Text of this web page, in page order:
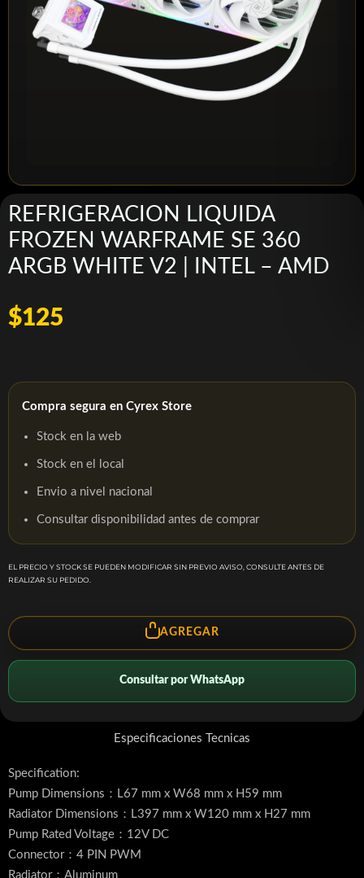
REFRIGERACION LIQUIDA
FROZEN WARFRAME SE 360
ARGB WHITE V2 | INTEL – AMD
$125
Compra segura en Cyrex Store
Stock en la web
Stock en el local
Envio a nivel nacional
Consultar disponibilidad antes de comprar
EL PRECIO Y STOCK SE PUEDEN MODIFICAR SIN PREVIO AVISO, CONSULTE ANTES DE
REALIZAR SU PEDIDO.
AGREGAR
Consultar por WhatsApp
Especificaciones Tecnicas
Specification:
Pump Dimensions：L67 mm x W68 mm x H59 mm
Radiator Dimensions：L397 mm x W120 mm x H27 mm
Pump Rated Voltage：12V DC
Connector：4 PIN PWM
Radiator：Aluminum